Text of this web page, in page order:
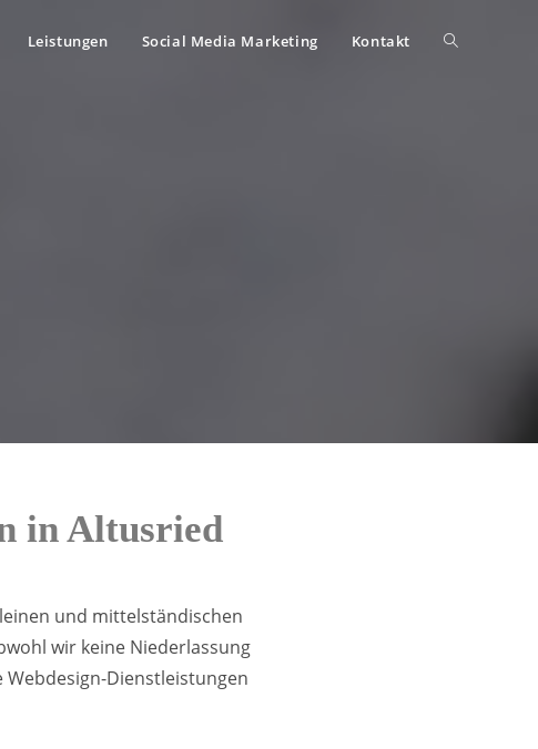
Leistungen Social Media Marketing Kontakt
in Altusried
und mittelständischen
wir keine Niederlassung
Dienstleistungen